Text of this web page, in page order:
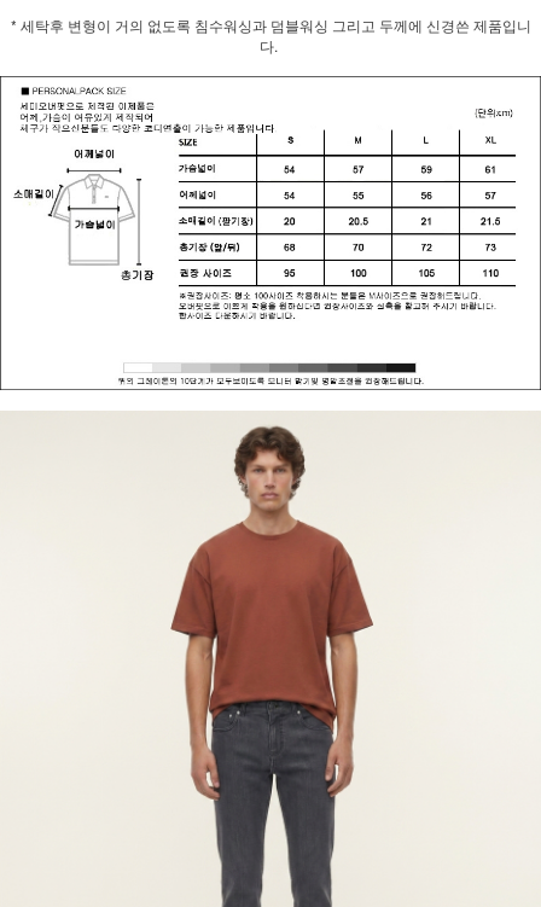
* 세탁후 변형이 거의 없도록 침수워싱과 덤블워싱 그리고 두께에 신경쓴 제품입니
다.